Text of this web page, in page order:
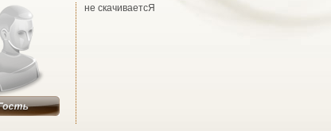
не скачиваетсЯ